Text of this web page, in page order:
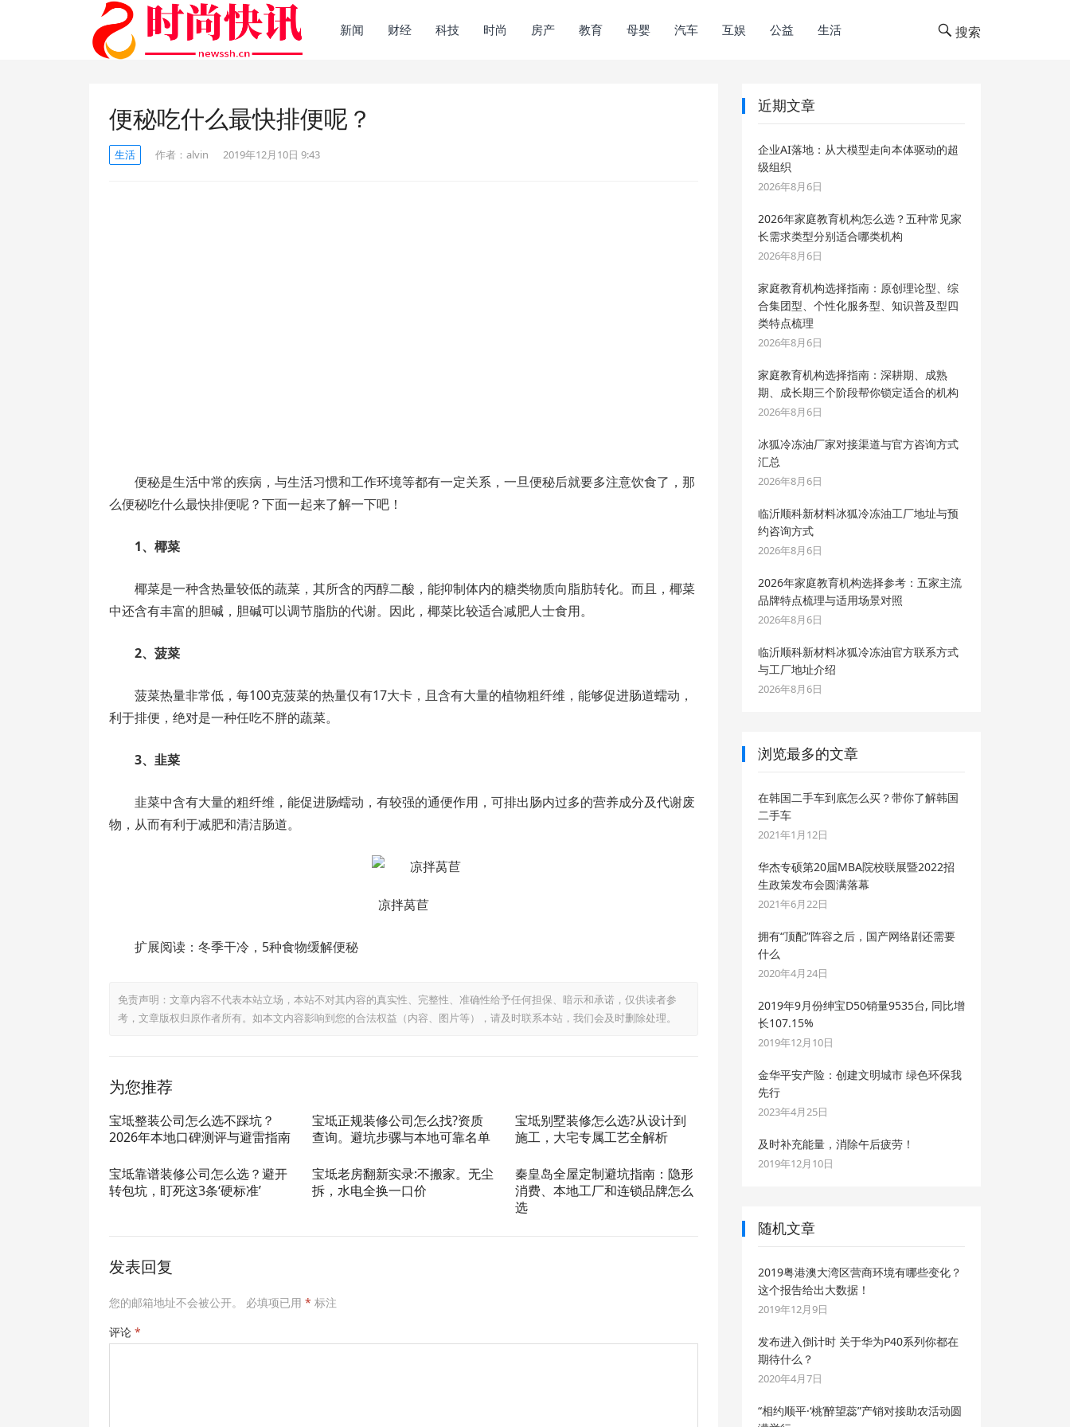
新闻 财经 科技 时尚 房产 教育 母婴 汽车 互娱 公益 生活 搜索
便秘吃什么最快排便呢？
生活 作者： alvin 2019年12月10日 9:43
便秘是生活中常的疾病，与生活习惯和工作环境等都有一定关系，一旦便秘后就要多注意饮食了，那
么便秘吃什么最快排便呢？下面一起来了解一下吧！
1、椰菜
椰菜是一种含热量较低的蔬菜，其所含的丙醇二酸，能抑制体内的糖类物质向脂肪转化。而且，椰菜
中还含有丰富的胆碱，胆碱可以调节脂肪的代谢。因此，椰菜比较适合减肥人士食用。
2、菠菜
菠菜热量非常低，每100克菠菜的热量仅有17大卡，且含有大量的植物粗纤维，能够促进肠道蠕动，
利于排便，绝对是一种任吃不胖的蔬菜。
3、韭菜
韭菜中含有大量的粗纤维，能促进肠蠕动，有较强的通便作用，可排出肠内过多的营养成分及代谢废
物，从而有利于减肥和清洁肠道。
凉拌莴苣
扩展阅读：冬季干冷，5种食物缓解便秘
免责声明：文章内容不代表本站立场，本站不对其内容的真实性、完整性、准确性给予任何担保、暗示和承诺，仅供读者参
考，文章版权归原作者所有。如本文内容影响到您的合法权益（内容、图片等），请及时联系本站，我们会及时删除处理。
为您推荐
宝坻整装公司怎么选不踩坑？
2026年本地口碑测评与避雷指南
宝坻正规装修公司怎么找?资质
查询。避坑步骡与本地可靠名单
宝坻别墅装修怎么选?从设计到
施工，大宅专属工艺全解析
宝坻靠谱装修公司怎么选？避开
转包坑，盯死这3条‘硬标准’
宝坻老房翻新实录:不搬家。无尘
拆，水电全换一口价
秦皇岛全屋定制避坑指南：隐形
消费、本地工厂和连锁品牌怎么
选
发表回复
您的邮箱地址不会被公开。 必填项已用 * 标注
评论 *
近期文章
企业AI落地：从大模型走向本体驱动的超
级组织
2026年8月6日
2026年家庭教育机构怎么选？五种常见家
长需求类型分别适合哪类机构
2026年8月6日
家庭教育机构选择指南：原创理论型、综
合集团型、个性化服务型、知识普及型四
类特点梳理
2026年8月6日
家庭教育机构选择指南：深耕期、成熟
期、成长期三个阶段帮你锁定适合的机构
2026年8月6日
冰狐冷冻油厂家对接渠道与官方咨询方式
汇总
2026年8月6日
临沂顺科新材料冰狐冷冻油工厂地址与预
约咨询方式
2026年8月6日
2026年家庭教育机构选择参考：五家主流
品牌特点梳理与适用场景对照
2026年8月6日
临沂顺科新材料冰狐冷冻油官方联系方式
与工厂地址介绍
2026年8月6日
浏览最多的文章
在韩国二手车到底怎么买？带你了解韩国
二手车
2021年1月12日
华杰专硕第20届MBA院校联展暨2022招
生政策发布会圆满落幕
2021年6月22日
拥有“顶配”阵容之后，国产网络剧还需要
什么
2020年4月24日
2019年9月份绅宝D50销量9535台, 同比增
长107.15%
2019年12月10日
金华平安产险：创建文明城市 绿色环保我
先行
2023年4月25日
及时补充能量，消除午后疲劳！
2019年12月10日
随机文章
2019粤港澳大湾区营商环境有哪些变化？
这个报告给出大数据！
2019年12月9日
发布进入倒计时 关于华为P40系列你都在
期待什么？
2020年4月7日
“相约顺平·‘桃’醉望蕊”产销对接助农活动圆